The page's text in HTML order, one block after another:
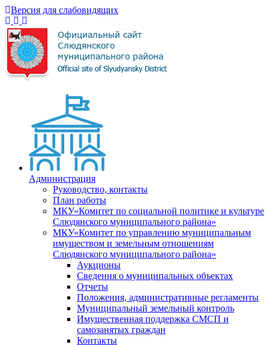
Версия для слабовидящих
Администрация
Руководство, контакты
План работы
МКУ«Комитет по социальной политике и культуре
Слюдянского муниципального района»
МКУ«Комитет по управлению муниципальным
имуществом и земельным отношениям
Слюдянского муниципального района»
Аукционы
Сведения о муниципальных объектах
Отчеты
Положения, административные регламенты
Муниципальный земельный контроль
Имущественная поддержка СМСП и
самозанятых граждан
Контакты